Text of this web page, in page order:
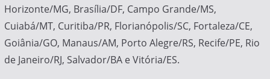
Horizonte/MG, Brasília/DF, Campo Grande/MS,
Cuiabá/MT, Curitiba/PR, Florianópolis/SC, Fortaleza/CE,
Goiânia/GO, Manaus/AM, Porto Alegre/RS, Recife/PE, Rio
de Janeiro/RJ, Salvador/BA e Vitória/ES.